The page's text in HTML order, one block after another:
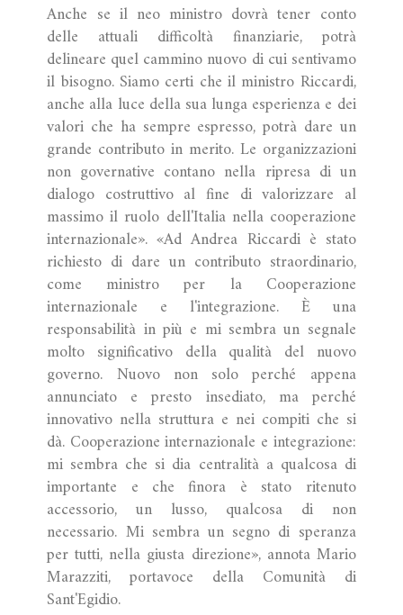
Anche se il neo ministro dovrà tener conto
delle attuali difficoltà finanziarie, potrà
delineare quel cammino nuovo di cui sentivamo
il bisogno. Siamo certi che il ministro Riccardi,
anche alla luce della sua lunga esperienza e dei
valori che ha sempre espresso, potrà dare un
grande contributo in merito. Le organizzazioni
non governative contano nella ripresa di un
dialogo costruttivo al fine di valorizzare al
massimo il ruolo dell'Italia nella cooperazione
internazionale». «Ad Andrea Riccardi è stato
richiesto di dare un contributo straordinario,
come ministro per la Cooperazione
internazionale e l'integrazione. È una
responsabilità in più e mi sembra un segnale
molto significativo della qualità del nuovo
governo. Nuovo non solo perché appena
annunciato e presto insediato, ma perché
innovativo nella struttura e nei compiti che si
dà. Cooperazione internazionale e integrazione:
mi sembra che si dia centralità a qualcosa di
importante e che finora è stato ritenuto
accessorio, un lusso, qualcosa di non
necessario. Mi sembra un segno di speranza
per tutti, nella giusta direzione», annota Mario
Marazziti, portavoce della Comunità di
Sant'Egidio.